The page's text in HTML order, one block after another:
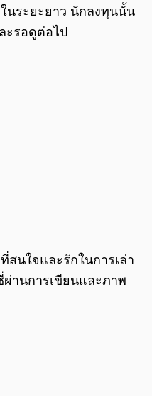
นระยะยาว นักลงทุนนั้น
ะรอดูต่อไป
สนใจและรักในการเล่า
ผ่านการเขียนและภาพ